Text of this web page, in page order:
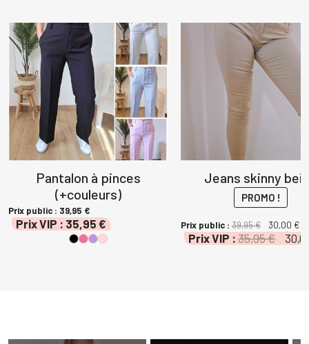
Pantalon à pinces
(+couleurs)
Prix public : 39,95 €
Prix VIP : 35,95 €
Jeans skinny
PROMO !
Prix public : 39,95€
Le
prix
30,00 €Le
Prix VIP : 35,95€ Le